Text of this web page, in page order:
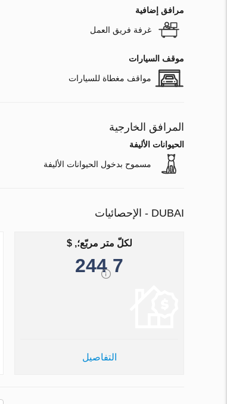
مرافق إضافية
غرفة فريق العمل
موقف السيارات
مواقف مغطاة للسيارات
المرافق الخارجية
الحيوانات الأليفة
مسموح بدخول الحيوانات الأليفة
DUBAI - الإحصائيات
لكلّ متر مربّع؛, $
7 244
التفاصيل